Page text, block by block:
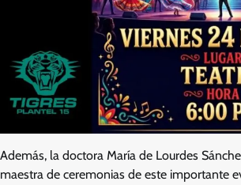
Además, la doctora María de Lourdes
maestra de ceremonias de este importante